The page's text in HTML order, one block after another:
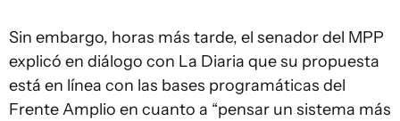
Sin embargo, horas más tarde, el senador del MPP
explicó en diálogo con La Diaria que su propuesta
está en línea con las bases programáticas del
Frente Amplio en cuanto a “pensar un sistema más